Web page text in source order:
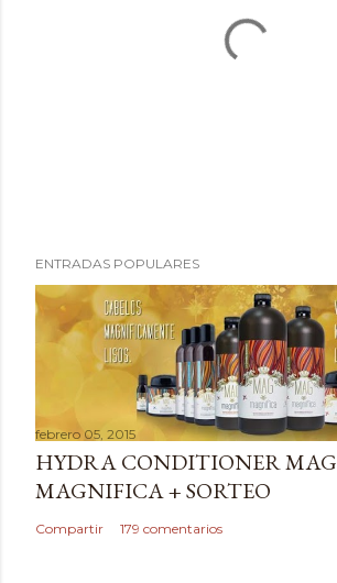
u
b
a
r
u
n
c
ENTRADAS POPULARES
febrero 05, 2015
HYDRA CONDITIONER MAG
MAGNIFICA + SORTEO
Compartir 179 comentarios